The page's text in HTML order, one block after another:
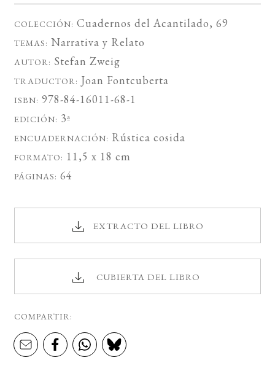
COLECCIÓN: Cuadernos del Acantilado, 69
TEMAS: Narrativa y Relato
AUTOR: Stefan Zweig
TRADUCTOR: Joan Fontcuberta
ISBN: 978-84-16011-68-1
EDICIÓN: 3ª
ENCUADERNACIÓN: Rústica cosida
FORMATO: 11,5 x 18 cm
PÁGINAS: 64
EXTRACTO DEL LIBRO
CUBIERTA DEL LIBRO
COMPARTIR: